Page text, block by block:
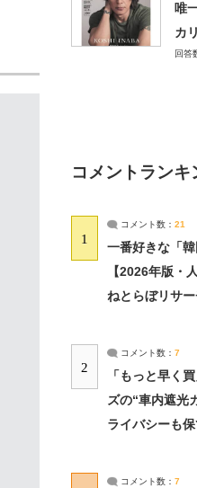
唯
カ
回答
コメントランキ
1
コメント数： 21
一番好きな「
【2026年版・
ねとらぼリサ
2
コメント数： 7
「もっと早く
ズの“車内遮
ライバシーも
コメント数： 7